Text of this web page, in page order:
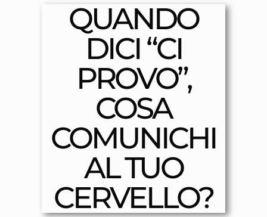
QUANDO
DICI “CI
PROVO”,
COSA
COMUNICHI
AL TUO
CERVELLO?